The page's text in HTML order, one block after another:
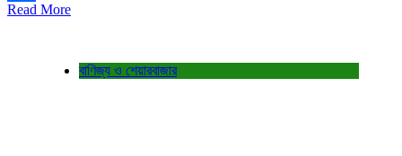
Share
Read More
বাণিজ্য ও শেয়ারবাজার